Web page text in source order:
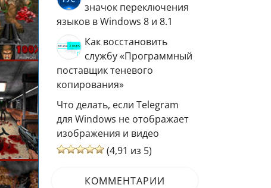
значок переключения
языков в Windows 8 и 8.1
Как восстановить
службу «Программный
поставщик теневого
копирования»
Что делать, если Telegram
для Windows не отображает
изображения и видео
(4,91 из 5)
КОММЕНТАРИИ